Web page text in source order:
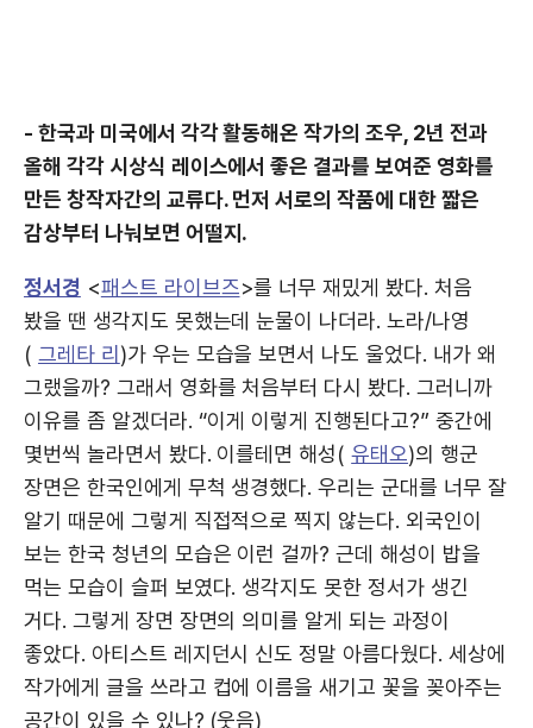
- 한국과 미국에서 각각 활동해온 작가의 조우, 2년 전과
올해 각각 시상식 레이스에서 좋은 결과를 보여준 영화를
만든 창작자간의 교류다. 먼저 서로의 작품에 대한 짧은
감상부터 나눠보면 어떨지.
정서경 <패스트 라이브즈>를 너무 재밌게 봤다. 처음
봤을 땐 생각지도 못했는데 눈물이 나더라. 노라/나영
( 그레타 리)가 우는 모습을 보면서 나도 울었다. 내가 왜
그랬을까? 그래서 영화를 처음부터 다시 봤다. 그러니까
이유를 좀 알겠더라. “이게 이렇게 진행된다고?” 중간에
몇번씩 놀라면서 봤다. 이를테면 해성( 유태오)의 행군
장면은 한국인에게 무척 생경했다. 우리는 군대를 너무 잘
알기 때문에 그렇게 직접적으로 찍지 않는다. 외국인이
보는 한국 청년의 모습은 이런 걸까? 근데 해성이 밥을
먹는 모습이 슬퍼 보였다. 생각지도 못한 정서가 생긴
거다. 그렇게 장면 장면의 의미를 알게 되는 과정이
좋았다. 아티스트 레지던시 신도 정말 아름다웠다. 세상에
작가에게 글을 쓰라고 컵에 이름을 새기고 꽃을 꽂아주는
공간이 있을 수 있나? (웃음)